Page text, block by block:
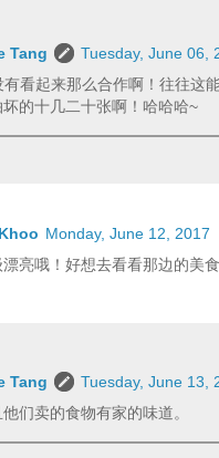
Tang
Tuesday, June 06,
看起来那么合作啊！往往这
的十几二十张啊！哈哈哈~
Monday, June 12, 2017
亮哦！好想去看看那边的美
Tang
Tuesday, June 13,
们卖的食物有家的味道。